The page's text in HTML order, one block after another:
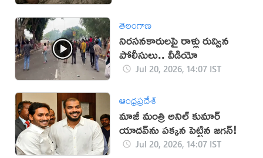
తెలంగాణ
నిరసనకారులపై రాళ్లు రువ్విన
పోలీసులు.. వీడియో
Jul 20, 2026, 14:07 IST
ఆంధ్రప్రదేశ్
మాజీ మంత్రి అనిల్ కుమార్
యాదవ్‌ను పక్కన పెట్టిన జగన్!
Jul 20, 2026, 14:07 IST